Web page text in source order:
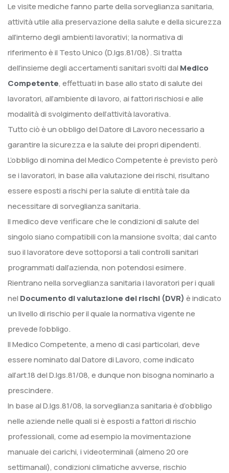
Le visite mediche fanno parte della sorveglianza sanitaria,
attività utile alla preservazione della salute e della sicurezza
all’interno degli ambienti lavorativi; la normativa di
riferimento è il Testo Unico (D.lgs.81/08). Si tratta
dell’insieme degli accertamenti sanitari svolti dal Medico
Competente, effettuati in base allo stato di salute dei
lavoratori, all’ambiente di lavoro, ai fattori rischiosi e alle
modalità di svolgimento dell’attività lavorativa.
Tutto ciò è un obbligo del Datore di Lavoro necessario a
garantire la sicurezza e la salute dei propri dipendenti.
L’obbligo di nomina del Medico Competente è previsto però
se i lavoratori, in base alla valutazione dei rischi, risultano
essere esposti a rischi per la salute di entità tale da
necessitare di sorveglianza sanitaria.
Il medico deve verificare che le condizioni di salute del
singolo siano compatibili con la mansione svolta; dal canto
suo il lavoratore deve sottoporsi a tali controlli sanitari
programmati dall’azienda, non potendosi esimere.
Rientrano nella sorveglianza sanitaria i lavoratori per i quali
nel Documento di valutazione dei rischi (DVR) è indicato
un livello di rischio per il quale la normativa vigente ne
prevede l’obbligo.
Il Medico Competente, a meno di casi particolari, deve
essere nominato dal Datore di Lavoro, come indicato
all’art.18 del D.lgs.81/08, e dunque non bisogna nominarlo a
prescindere.
In base al D.lgs.81/08, la sorveglianza sanitaria è d’obbligo
nelle aziende nelle quali si è esposti a fattori di rischio
professionali, come ad esempio la movimentazione
manuale dei carichi, i videoterminali (almeno 20 ore
settimanali), condizioni climatiche avverse, rischio